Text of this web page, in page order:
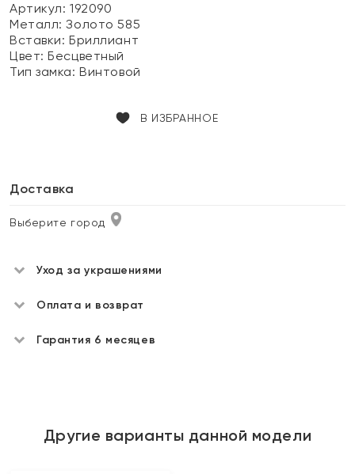
Артикул: 192090
Металл:Золото 585
Вставки:Бриллиант
Цвет:Бесцветный
Тип замка:Винтовой
В ИЗБРАННОЕ
Доставка
Выберите город
Уход за украшениями
Оплата и возврат
Гарантия 6 месяцев
Другие варианты данной модели